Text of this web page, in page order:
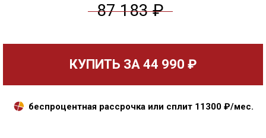
87 183 ₽
КУПИТЬ ЗА 44 990 ₽
беспроцентная рассрочка или сплит 11300₽/мес.